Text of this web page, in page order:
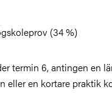
(34 %)
termin 6, antingen en
eller en kortare praktik